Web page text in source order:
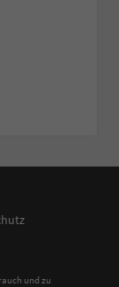
und zu